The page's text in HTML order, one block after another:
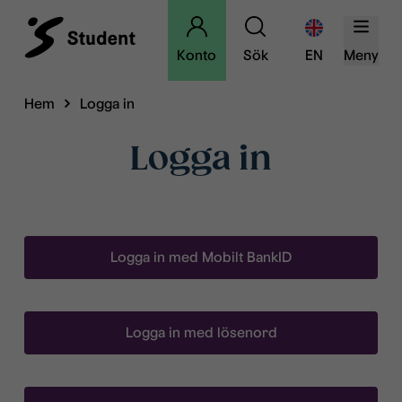
Konto Sök EN Meny
Hem Logga in
Logga in
Logga in med Mobilt BankID
Logga in med lösenord